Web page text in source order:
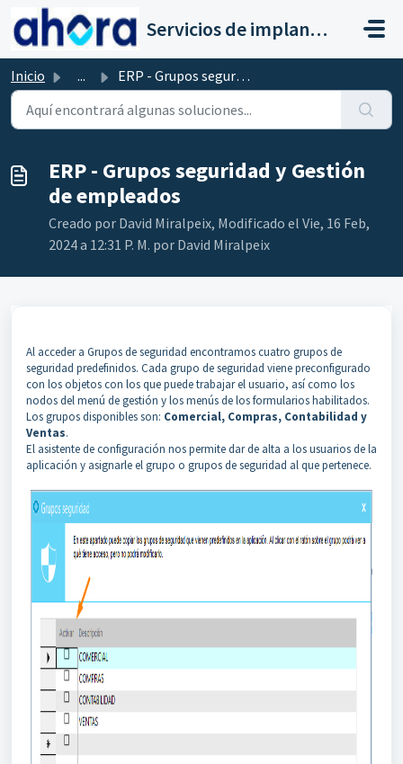
Saltar al contenido principal
Servicios de implantación a clientes de Ahora
Inicio ... ERP - Grupos seguridad y Gestión de empleados
ERP - Grupos seguridad y Gestión
de empleados
Creado por David Miralpeix, Modificado el Vie, 16 Feb,
2024 a 12:31 P. M. por David Miralpeix
Al acceder a Grupos de seguridad encontramos cuatro grupos de
seguridad predefinidos. Cada grupo de seguridad viene preconfigurado
con los objetos con los que puede trabajar el usuario, así como los
nodos del menú de gestión y los menús de los formularios habilitados.
Los grupos disponibles son: Comercial, Compras, Contabilidad y
Ventas.
El asistente de configuración nos permite dar de alta a los usuarios de la
aplicación y asignarle el grupo o grupos de seguridad al que pertenece.